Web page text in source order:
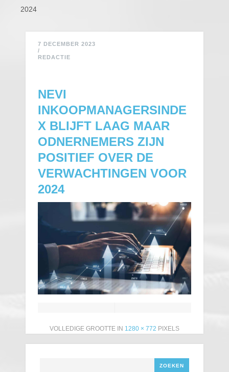
2024
7 DECEMBER 2023
/
REDACTIE
NEVI
INKOOPMANAGERSINDE
X BLIJFT LAAG MAAR
ODNERNEMERS ZIJN
POSITIEF OVER DE
VERWACHTINGEN VOOR
2024
VOLLEDIGE GROOTTE IN 1280 × 772 PIXELS